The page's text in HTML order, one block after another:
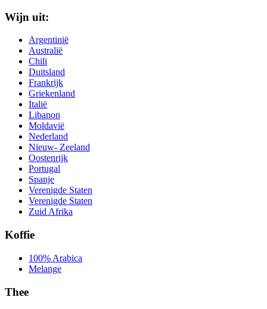
Wijn uit:
Argentinië
Australië
Chili
Duitsland
Frankrijk
Griekenland
Italië
Libanon
Moldavië
Nederland
Nieuw- Zeeland
Oostenrijk
Portugal
Spanje
Verenigde Staten
Verenigde Staten
Zuid Afrika
Koffie
100% Arabica
Melange
Thee